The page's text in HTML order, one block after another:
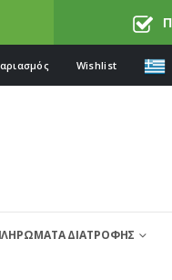
Wishlist
ΔΙΑΤΡΟΦΗΣ